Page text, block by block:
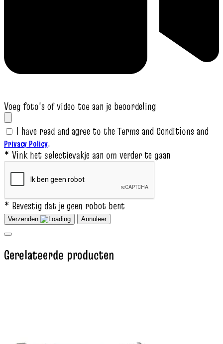
Voeg foto's of video toe aan je beoordeling
I have read and agree to the Terms and Conditions and
Privacy Policy.
* Vink het selectievakje aan om verder te gaan
* Bevestig dat je geen robot bent
Verzenden Annuleer
Gerelateerde producten